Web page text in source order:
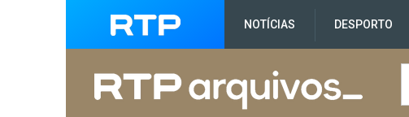
NOTÍCIAS DESPORTO